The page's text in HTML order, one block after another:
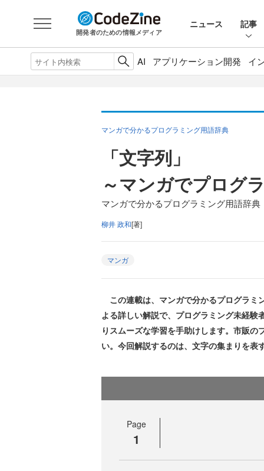
開発者のための情報メディア
ニュース 記事
AI アプリケーション開発 イ
マンガで分かるプログラミング用語辞典
「文字列」
～マンガでプログ
マンガで分かるプログラミング用語辞典
柳井 政和[著]
マンガ
この連載は、マンガで分かるプログラミ
よる詳しい解説で、プログラミング未経
りスムーズな学習を手助けします。市販
い。今回解説するのは、文字の集まりを
Page
1